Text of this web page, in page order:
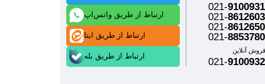
021-
021-
021-
021-
فروش آنلاین
021-
ارتباط از طریق واتس‌اپ
ارتباط از طریق ایتا
ارتباط از طریق بله